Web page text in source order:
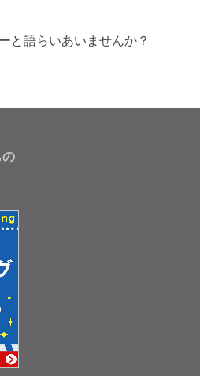
と語らいあいませんか？
の